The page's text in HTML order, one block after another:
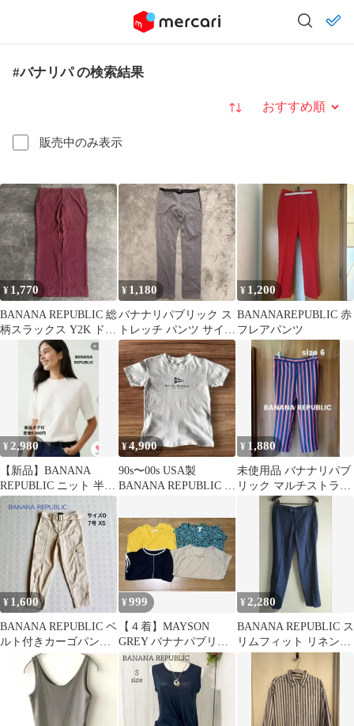
#バナリパ の検索結果
販売中のみ表示
並び替え
¥ 1,770
BANANA REPUBLIC 総
柄スラックス Y2K ドッ
ト バナリパ
¥ 1,180
バナナリパブリック ス
トレッチ パンツ サイズ
8 L グレー サイドジッ
プ
¥ 1,200
BANANAREPUBLIC 赤
フレアパンツ
¥ 2,980
【新品】BANANA
REPUBLIC ニット 半袖
白 ホワイト M​
¥4,900
90s〜00s USA製
BANANA REPUBLIC T
¥ 1,880
未使用品 バナナリパブ
リック マルチストライ
プ テーパードパンツ
¥ 1,600
BANANA REPUBLIC ベ
ルト付きカーゴパンツ
ベージュ
¥999
【４着】MAYSON
GREY バナナパブリッ
ク他 オフィスカジュ
アル
¥2,280
BANANA REPUBLIC ス
リムフィット リネンブ
レンド パンツ